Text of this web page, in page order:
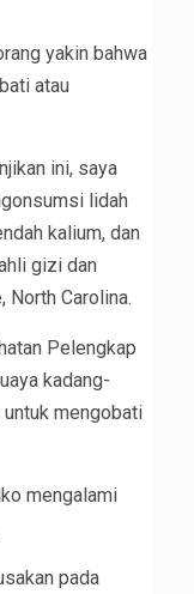
yakin bahwa
atau
ini, saya
lidah
kalium, dan
gizi dan
Carolina.
Pelengkap
kadang-
untuk mengobati
mengalami
pada